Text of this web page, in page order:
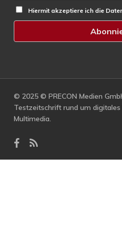
Hiermit akzeptiere ich die
© 2025 © PRECON Medien
Testzeitschrift rund um digitales
Multimedia.
facebook
RSS